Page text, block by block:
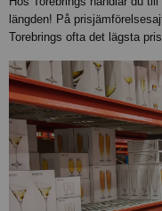
längden! På
Torebrings ofta det lägsta